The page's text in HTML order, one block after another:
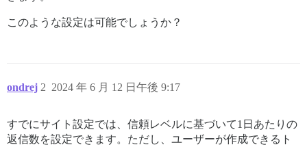
このような設定は可能でしょうか？
ondrej 2024 年 6 月 12 日午後 9:17
2
すでにサイト設定では、信頼レベルに基づいて1日あたりの
返信数を設定できます。ただし、ユーザーが作成できるト